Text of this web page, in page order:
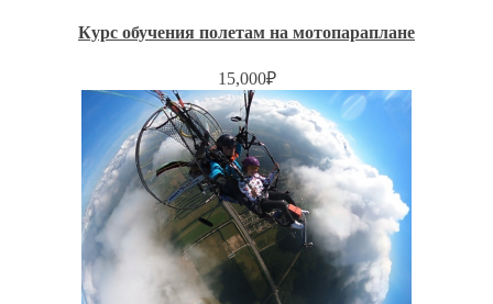
Курс обучения полетам на мотопараплане
15,000₽